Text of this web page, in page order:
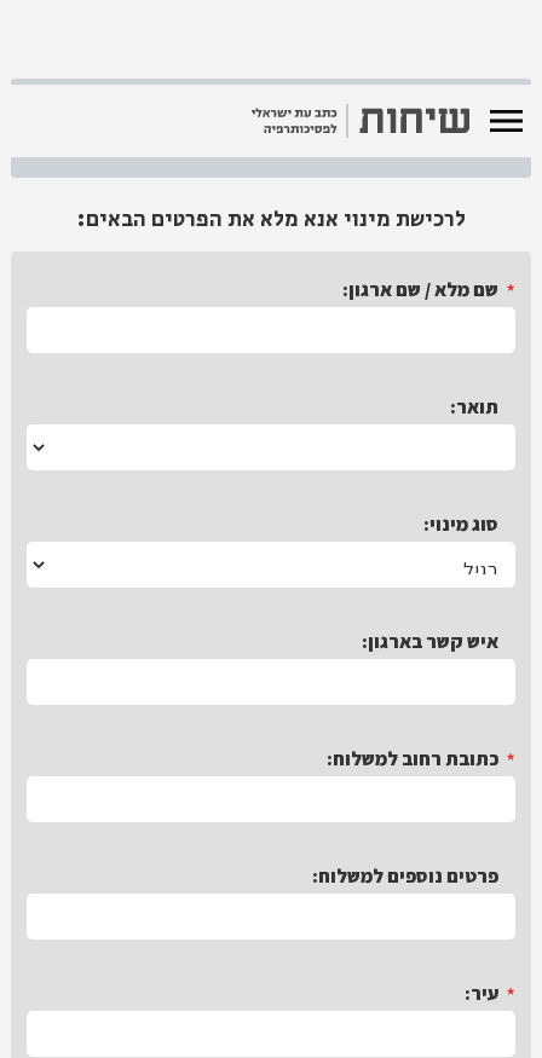
רכישת מינוי
לרכישת מינוי אנא מלא את הפרטים הבאים:
* שם מלא / שם ארגון:
תואר:
סוג מינוי:
איש קשר בארגון:
* כתובת רחוב למשלוח:
פרטים נוספים למשלוח:
* עיר: